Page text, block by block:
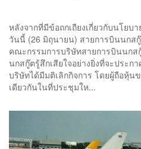
หลังจากที่มีข้อถกเถียงเกี่ยวกับนโยบ
วันนี้ (26 มิถุนายน) สายการบินนกส
คณะกรรมการบริษัทสายการบินนก
นกสกู๊ตรู้สึกเสียใจอย่างยิ่งที่จะประ
บริษัทได้มีมติเลิกกิจการ โดยผู้ถือหุ้น
เดียวกันในที่ประชุมให...